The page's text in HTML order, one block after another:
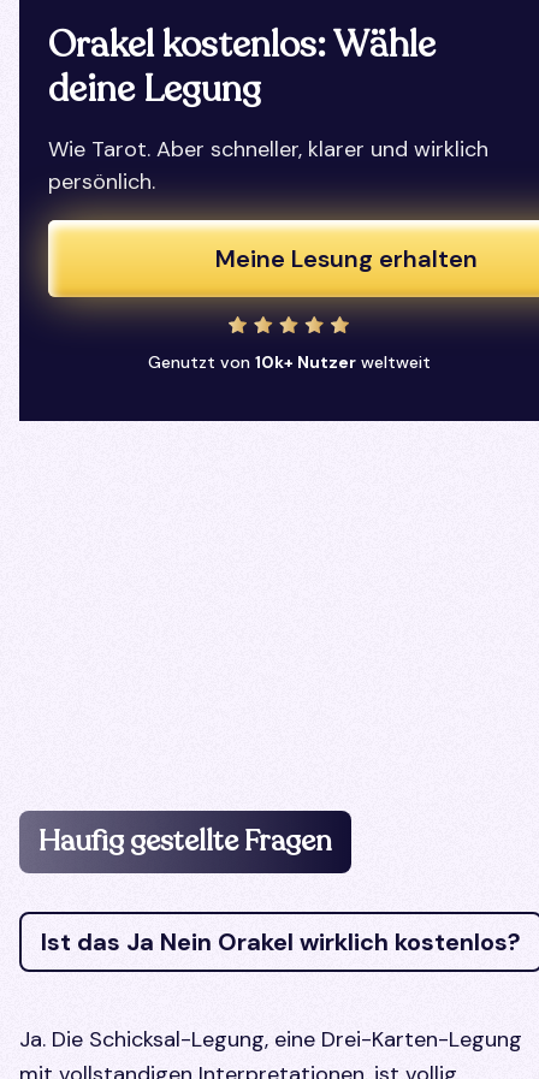
Orakel kostenlos: Wähle
deine Legung
Wie Tarot. Aber schneller, klarer und wirklich
persönlich.
Meine Lesung erhalten
Genutzt von 10k+ Nutzer weltweit
Haufig gestellte Fragen
Ist das Ja Nein Orakel wirklich kostenlos?
Ja. Die Schicksal-Legung, eine Drei-Karten-Legung